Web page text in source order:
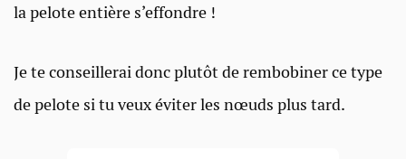
la pelote entière s’effondre !
Je te conseillerai donc plutôt de rembobiner ce type
de pelote si tu veux éviter les nœuds plus tard.